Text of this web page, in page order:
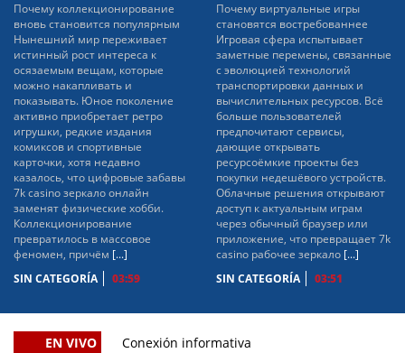
Почему коллекционирование
вновь становится популярным
Нынешний мир переживает
истинный рост интереса к
осязаемым вещам, которые
можно накапливать и
показывать. Юное поколение
активно приобретает ретро
игрушки, редкие издания
комиксов и спортивные
карточки, хотя недавно
казалось, что цифровые забавы
7k casino зеркало онлайн
заменят физические хобби.
Коллекционирование
превратилось в массовое
феномен, причём [...]
SIN CATEGORÍA
03:59
Почему виртуальные игры
становятся востребованнее
Игровая сфера испытывает
заметные перемены, связанные
с эволюцией технологий
транспортировки данных и
вычислительных ресурсов. Всё
больше пользователей
предпочитают сервисы,
дающие открывать
ресурсоёмкие проекты без
покупки недешёвого устройств.
Облачные решения открывают
доступ к актуальным играм
через обычный браузер или
приложение, что превращает 7k
casino рабочее зеркало [...]
SIN CATEGORÍA
03:51
EN VIVO Conexión informativa